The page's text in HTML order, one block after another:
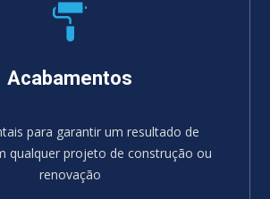
Acabamentos
para garantir um resultado de
qualquer projeto de construção ou
renovação